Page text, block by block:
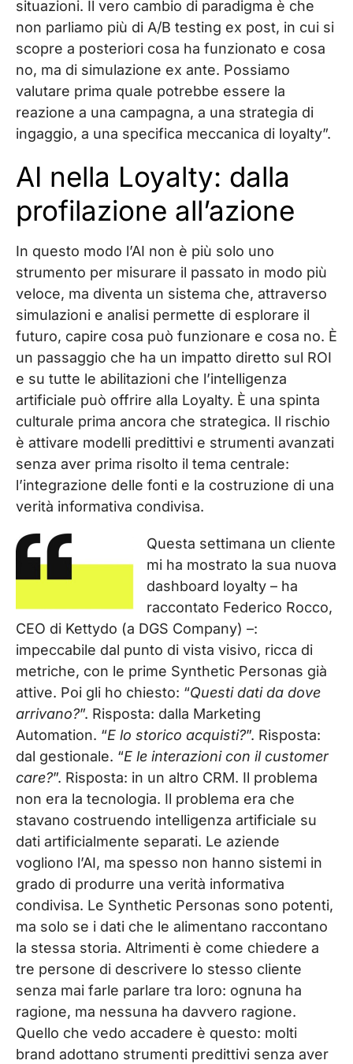
situazioni. Il vero cambio di paradigma è che
non parliamo più di A/B testing ex post, in cui si
scopre a posteriori cosa ha funzionato e cosa
no, ma di simulazione ex ante. Possiamo
valutare prima quale potrebbe essere la
reazione a una campagna, a una strategia di
ingaggio, a una specifica meccanica di loyalty”.
AI nella Loyalty: dalla
profilazione all’azione
In questo modo l’AI non è più solo uno
strumento per misurare il passato in modo più
veloce, ma diventa un sistema che, attraverso
simulazioni e analisi permette di esplorare il
futuro, capire cosa può funzionare e cosa no. È
un passaggio che ha un impatto diretto sul ROI
e su tutte le abilitazioni che l’intelligenza
artificiale può offrire alla Loyalty. È una spinta
culturale prima ancora che strategica. Il rischio
è attivare modelli predittivi e strumenti avanzati
senza aver prima risolto il tema centrale:
l’integrazione delle fonti e la costruzione di una
verità informativa condivisa.
Questa settimana un cliente
mi ha mostrato la sua nuova
dashboard loyalty – ha
raccontato Federico Rocco,
CEO di Kettydo (a DGS Company) –:
impeccabile dal punto di vista visivo, ricca di
metriche, con le prime Synthetic Personas già
attive. Poi gli ho chiesto: “Questi dati da dove
arrivano?”. Risposta: dalla Marketing
Automation. “E lo storico acquisti?”. Risposta:
dal gestionale. “E le interazioni con il customer
care?”. Risposta: in un altro CRM. Il problema
non era la tecnologia. Il problema era che
stavano costruendo intelligenza artificiale su
dati artificialmente separati. Le aziende
vogliono l’AI, ma spesso non hanno sistemi in
grado di produrre una verità informativa
condivisa. Le Synthetic Personas sono potenti,
ma solo se i dati che le alimentano raccontano
la stessa storia. Altrimenti è come chiedere a
tre persone di descrivere lo stesso cliente
senza mai farle parlare tra loro: ognuna ha
ragione, ma nessuna ha davvero ragione.
Quello che vedo accadere è questo: molti
brand adottano strumenti predittivi senza aver